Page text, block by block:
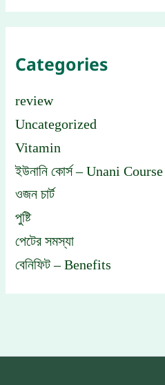
Categories
review
Uncategorized
Vitamin
ইউনানি কোর্স – Unani Course
ওজন চার্ট
পুষ্টি
পেটের সমস্যা
বেনিফিট – Benefits